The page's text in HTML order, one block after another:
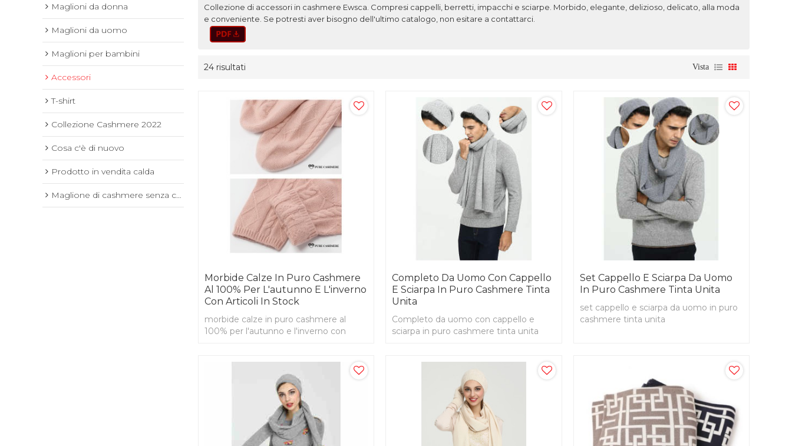
Maglioni da donna
Maglioni da uomo
Maglioni per bambini
Accessori
T-shirt
Collezione Cashmere 2022
Cosa c'è di nuovo
Prodotto in vendita calda
Maglione di cashmere senza cuciture
Collezione di accessori in cashmere Ewsca. Compresi cappelli, berretti, impacchi e sciarpe. Morbido, elegante, delizioso, delicato, alla moda
e conveniente. Se potresti aver bisogno dell'ultimo catalogo, non esitare a contattarci.
24 risultati Vista
Morbide Calze In Puro Cashmere
Al 100% Per L'autunno E L'inverno
Con Articoli In Stock
morbide calze in puro cashmere al
100% per l'autunno e l'inverno con
Completo Da Uomo Con Cappello
E Sciarpa In Puro Cashmere Tinta
Unita
Completo da uomo con cappello e
sciarpa in puro cashmere tinta unita
Set Cappello E Sciarpa Da Uomo
In Puro Cashmere Tinta Unita
set cappello e sciarpa da uomo in puro
cashmere tinta unita